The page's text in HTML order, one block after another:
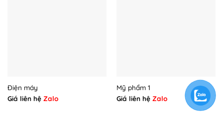
Điện máy
Giá liên hệ Zalo
Mỹ phẩm 1
Giá liên hệ Zalo